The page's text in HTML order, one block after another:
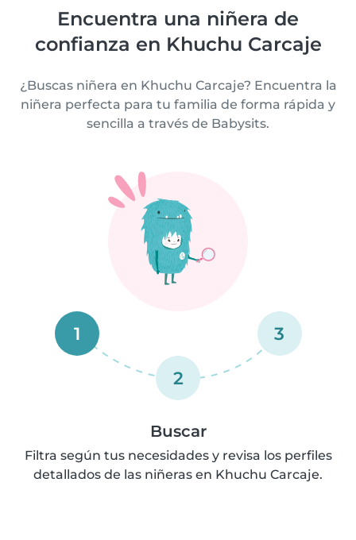
Encuentra una niñera de
confianza en Khuchu Carcaje
¿Buscas niñera en Khuchu Carcaje? Encuentra la
niñera perfecta para tu familia de forma rápida y
sencilla a través de Babysits.
1
2
3
Buscar
Filtra según tus necesidades y revisa los perfiles
detallados de las niñeras en Khuchu Carcaje.